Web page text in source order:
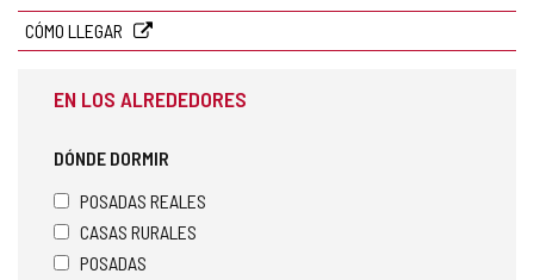
CÓMO LLEGAR
EN LOS ALREDEDORES
DÓNDE DORMIR
POSADAS REALES
CASAS RURALES
POSADAS